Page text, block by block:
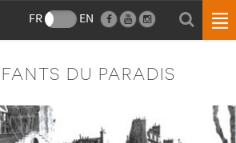
FR EN
DU PARADIS